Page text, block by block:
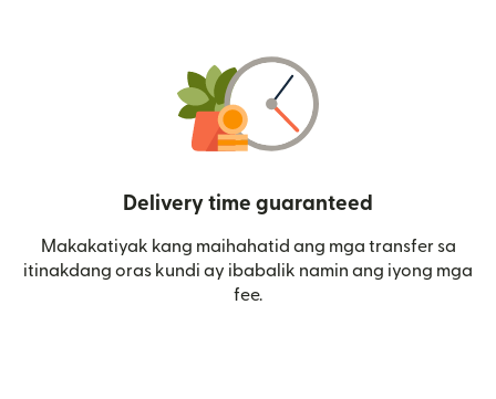
Delivery time guaranteed
Makakatiyak kang maihahatid ang mga transfer sa
itinakdang oras kundi ay ibabalik namin ang iyong mga
fee.